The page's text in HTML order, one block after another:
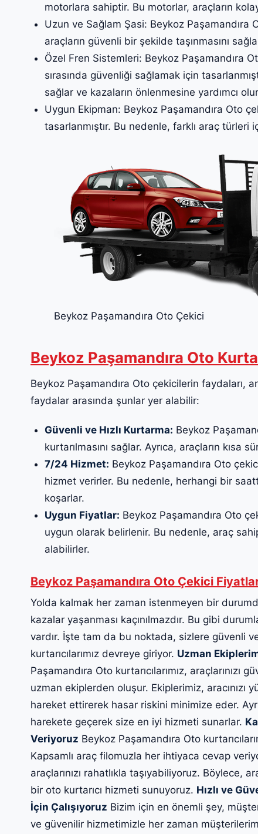
motorlara sahiptir. Bu motorlar, araçların
Uzun ve Sağlam Şasi: Beykoz Paşamandıra
araçların güvenli bir şekilde taşınmasını
Özel Fren Sistemleri: Beykoz Paşamandıra
sırasında güvenliği sağlamak için
sağlar ve kazaların önlenmesine yardımcı
Uygun Ekipman: Beykoz Paşamandıra Oto
tasarlanmıştır. Bu nedenle, farklı araç türleri
Beykoz Paşamandıra Oto Çekici
Beykoz Paşamandıra Oto
Beykoz Paşamandıra Oto çekicilerin faydaları,
faydalar arasında şunlar yer alabilir:
Güvenli ve Hızlı Kurtarma: Beykoz
kurtarılmasını sağlar. Ayrıca, araçların kısa
7/24 Hizmet: Beykoz Paşamandıra Oto
hizmet verirler. Bu nedenle, herhangi bir
koşarlar.
Uygun Fiyatlar: Beykoz Paşamandıra Oto
uygun olarak belirlenir. Bu nedenle, araç
alabilirler.
Beykoz Paşamandıra Oto Çekici
Yolda kalmak her zaman istenmeyen bir
kazalar yaşanması kaçınılmazdır. Bu gibi
vardır. İşte tam da bu noktada, sizlere güvenli
kurtarıcılarımız devreye giriyor. Uzman
Paşamandıra Oto kurtarıcılarımız, araçlarınızı
uzman ekiplerden oluşur. Ekiplerimiz, aracınızı
hareket ettirerek hasar riskini minimize eder.
harekete geçerek size en iyi hizmeti sunarlar.
Veriyoruz Beykoz Paşamandıra Oto
Kapsamlı araç filomuzla her ihtiyaca cevap
araçlarınızı rahatlıkla taşıyabiliyoruz. Böylece,
bir oto kurtarıcı hizmeti sunuyoruz. Hızlı ve
İçin Çalışıyoruz Bizim için en önemli şey,
ve güvenilir hizmetimizle her zaman